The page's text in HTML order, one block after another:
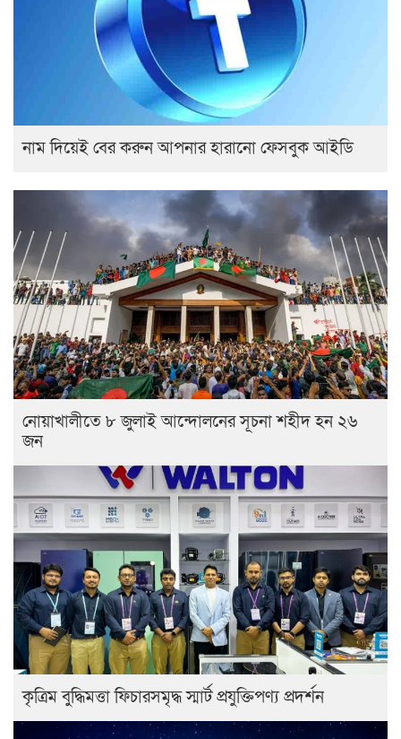
নাম দিয়েই বের করুন আপনার হারানো ফেসবুক আইডি
নোয়াখালীতে ৮ জুলাই আন্দোলনের সূচনা শহীদ হন ২৬
জন
কৃত্রিম বুদ্ধিমত্তা ফিচারসমৃদ্ধ স্মার্ট প্রযুক্তিপণ্য প্রদর্শন